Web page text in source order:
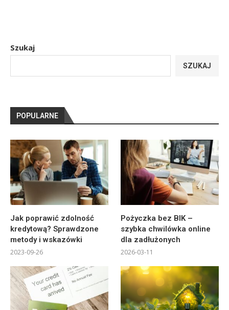
Szukaj
SZUKAJ
POPULARNE
Jak poprawić zdolność
kredytową? Sprawdzone
metody i wskazówki
2023-09-26
Pożyczka bez BIK –
szybka chwilówka online
dla zadłużonych
2026-03-11